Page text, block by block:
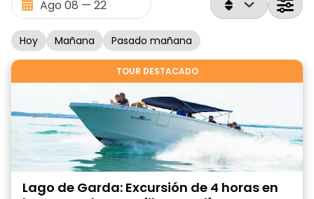
Hoy Mañana Pasado mañana
TOUR DESTACADO
Lago de Garda: Excursión de 4 horas en